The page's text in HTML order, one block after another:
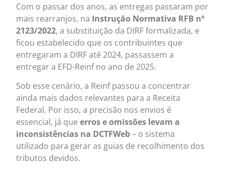
Com o passar dos anos, as entregas passaram por
mais rearranjos, na Instrução Normativa RFB nº
2123/2022, a substituição da DIRF formalizada, e
ficou estabelecido que os contribuintes que
entregaram a DIRF até 2024, passassem a
entregar a EFD-Reinf no ano de 2025.
Sob esse cenário, a Reinf passou a concentrar
ainda mais dados relevantes para a Receita
Federal. Por isso, a precisão nos envios é
essencial, já queerros e omissões levam a
inconsistências na DCTFWeb– o sistema
utilizado para gerar as guias de recolhimento dos
tributos devidos.